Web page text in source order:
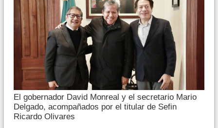
El gobernador David Monreal y el secretario Mario
Delgado, acompañados por el titular de Sefin
Ricardo Olivares